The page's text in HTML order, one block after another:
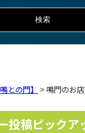
との門】 > 鳴門のお
投稿ピックア